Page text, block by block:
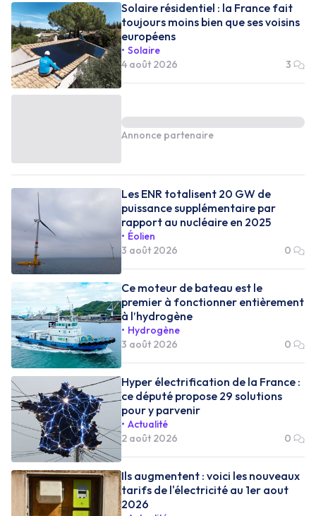
Solaire résidentiel : la France fait
toujours moins bien que ses voisins
européens
Solaire
4 août 2026
3
Annonce partenaire
Les ENR totalisent 20 GW de
puissance supplémentaire par
rapport au nucléaire en 2025
Éolien
3 août 2026
0
Ce moteur de bateau est le
premier à fonctionner entièrement
à l’hydrogène
Hydrogène
3 août 2026
0
Hyper électrification de la France :
ce député propose 29 solutions
pour y parvenir
Actualité
2 août 2026
0
Ils augmentent : voici les nouveaux
tarifs de l'électricité au 1er aout
2026